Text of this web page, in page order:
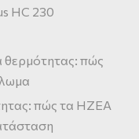
HC 230
θερμότητας: πώς
πώς τα HZEA